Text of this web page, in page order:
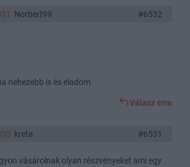
Norbert99 #6532
nehezebb is és eladom
Válasz erre
kreta #6531
vásárolnak olyan részvényeket ami egy